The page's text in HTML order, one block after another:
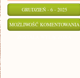
GRUDZIEŃ - 6 - 2025
MOŻLIWOŚĆ KOMENTOWANIA